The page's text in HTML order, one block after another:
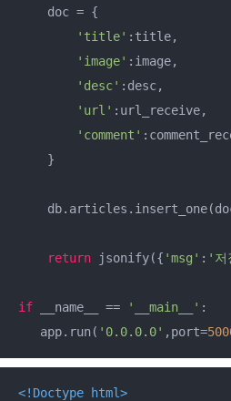
    doc = {
'title' :title,
'image' :image,
'desc' :desc,
'url' :url_receive,
'comment'
    }
return jsonify({ 'msg' : '저
if __name__ == '__main__' :
   app.run(
'0.0.0.0' ,port=
<!Doctype html>